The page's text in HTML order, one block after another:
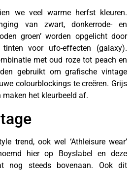
we veel warme herfst kleuren.
van zwart, donkerrode- en
groen’ worden opgelicht door
voor ufo-effecten (galaxy).
met oud roze tot peach en
gebruikt om grafische vintage
colourblockings te creëren. Grijs
het kleurbeeld af.
trend, ook wel ‘Athleisure wear’
hier op Boyslabel en deze
nog steeds bovenaan. Ook dit